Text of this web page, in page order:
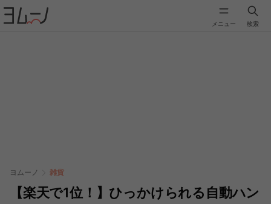
メニュー 検索
ヨムーノ 雑貨
【楽天で1位！】ひっかけられる自動ハン